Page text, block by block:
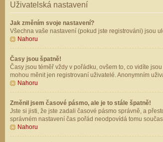
Uživatelská nastavení
Jak změním svoje nastavení?
Všechna vaše nastavení (pokud jste registrováni) jsou
Nahoru
Časy jsou špatně!
Časy jsou téměř vždy v pořádku, ovšem to, co vidíte
mohou měnit jen registrovaní uživatelé. Anonymním
Nahoru
Změnil jsem časové pásmo, ale je to stále špatně!
Jste si jisti, že jste zadali časové pásmo správně, a
správném nastavení čas pořád neodpovídá tomu
Nahoru